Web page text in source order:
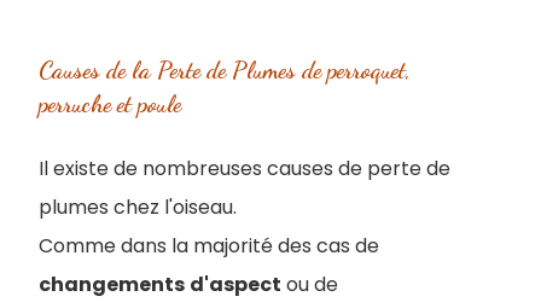
Causes de la Perte de Plumes de perroquet,
perruche et poule
Il existe de nombreuses causes de perte de
plumes chez l'oiseau.
Comme dans la majorité des cas de
changements d'aspect ou de